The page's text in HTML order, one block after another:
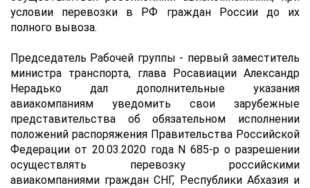
условии перевозки в РФ граждан России до их
полного вывоза.
Председатель Рабочей группы - первый заместитель
министра транспорта, глава Росавиации Александр
Нерадько дал дополнительные указания
авиакомпаниям уведомить свои зарубежные
представительства об обязательном исполнении
положений распоряжения Правительства Российской
Федерации от 20.03.2020 года N 685-р о разрешении
осуществлять перевозку российскими
авиакомпаниями граждан СНГ, Республики Абхазия и